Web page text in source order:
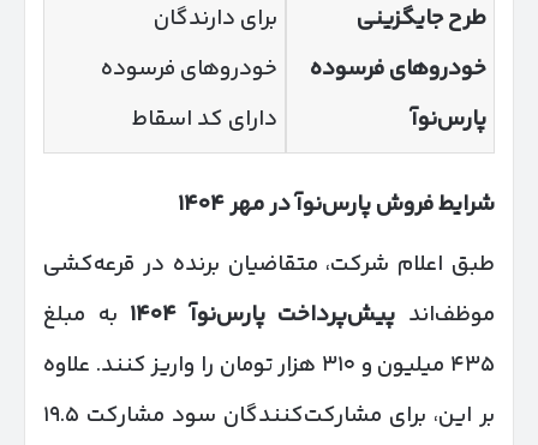
طرح جایگزینی
خودروهای فرسوده
پارس‌نوآ
برای دارندگان
خودروهای فرسوده
دارای کد اسقاط
شرایط فروش پارس‌نوآ در مهر۱۴۰۴
طبق اعلام شرکت، متقاضیان برنده در قرعه‌کشی
موظف‌اند پیش‌پرداخت پارس‌نوآ ۱۴۰۴ به مبلغ
۴۳۵ میلیون و ۳۱۰ هزار تومان را واریز کنند. علاوه
بر این، برای مشارکت‌کنندگان سود مشارکت ۱۹.۵